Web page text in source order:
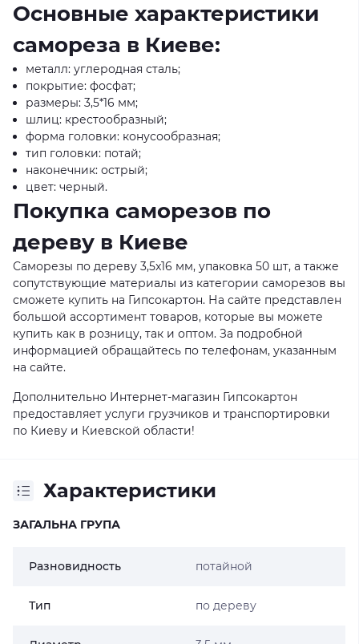
Основные характеристики
самореза в Киеве:
металл: углеродная сталь;
покрытие: фосфат;
размеры: 3,5*16 мм;
шлиц: крестообразный;
форма головки: конусообразная;
тип головки: потай;
наконечник: острый;
цвет: черный.
Покупка саморезов по
дереву в Киеве
Саморезы по дереву 3,5x16 мм, упаковка 50 шт, а также
сопутствующие материалы из категории саморезов вы
сможете купить на Гипсокартон. На сайте представлен
большой ассортимент товаров, которые вы можете
купить как в розницу, так и оптом. За подробной
информацией обращайтесь по телефонам, указанным
на сайте.
Дополнительно Интернет-магазин Гипсокартон
предоставляет услуги грузчиков и транспортировки
по Киеву и Киевской области!
Характеристики
ЗАГАЛЬНА ГРУПА
Разновидность потайной
Тип по дереву